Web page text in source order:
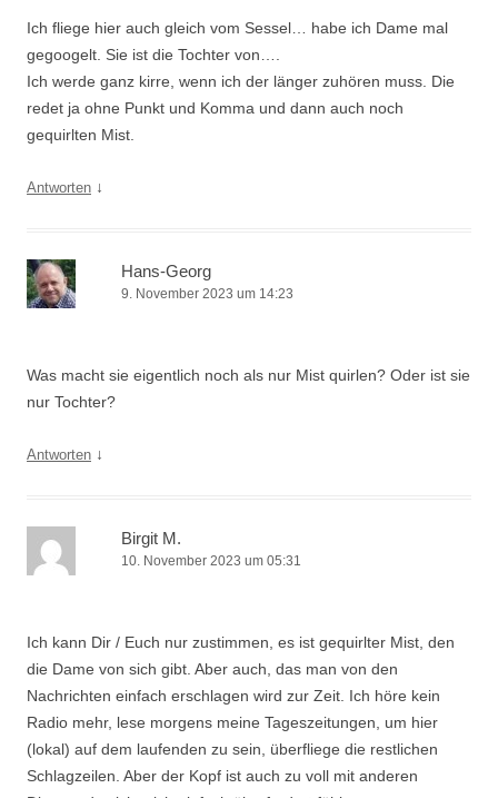
Ich fliege hier auch gleich vom Sessel… habe ich Dame mal
gegoogelt. Sie ist die Tochter von….
Ich werde ganz kirre, wenn ich der länger zuhören muss. Die
redet ja ohne Punkt und Komma und dann auch noch
gequirlten Mist.
Antworten ↓
Hans-Georg
9. November 2023 um 14:23
Was macht sie eigentlich noch als nur Mist quirlen? Oder ist sie
nur Tochter?
Antworten ↓
Birgit M.
10. November 2023 um 05:31
Ich kann Dir / Euch nur zustimmen, es ist gequirlter Mist, den
die Dame von sich gibt. Aber auch, das man von den
Nachrichten einfach erschlagen wird zur Zeit. Ich höre kein
Radio mehr, lese morgens meine Tageszeitungen, um hier
(lokal) auf dem laufenden zu sein, überfliege die restlichen
Schlagzeilen. Aber der Kopf ist auch zu voll mit anderen